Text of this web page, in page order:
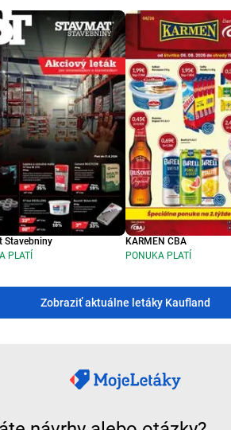
Stavebniny
PLATÍ
KARMEN CBA
PONUKA PLATÍ
Zobraziť aktuálne letáky Kaufland